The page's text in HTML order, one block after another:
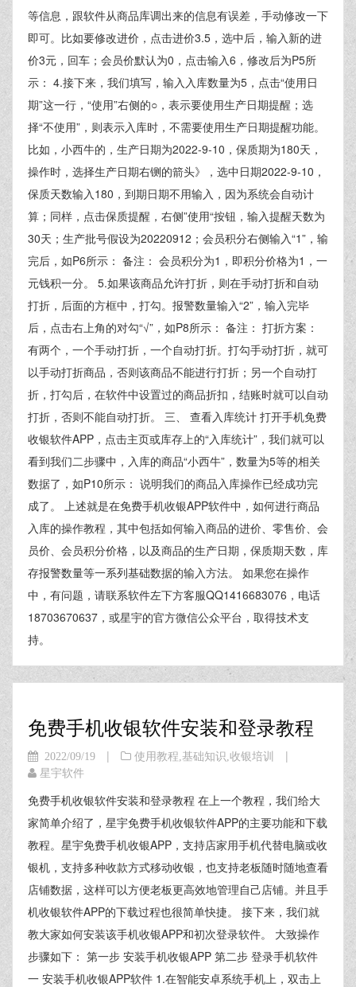
等信息，跟软件从商品库调出来的信息有误差，手动修改一下
即可。比如要修改进价，点击进价3.5，选中后，输入新的进
价3元，回车；会员价默认为0，点击输入6，修改后为P5所
示： 4.接下来，我们填写，输入入库数量为5，点击“使用日
期”这一行，“使用”右侧的○，表示要使用生产日期提醒；选
择“不使用”，则表示入库时，不需要使用生产日期提醒功能。
比如，小西牛的，生产日期为2022-9-10，保质期为180天，
操作时，选择生产日期右铡的箭头》，选中日期2022-9-10，
保质天数输入180，到期日期不用输入，因为系统会自动计
算；同样，点击保质提醒，右侧”使用“按钮，输入提醒天数为
30天；生产批号假设为20220912；会员积分右侧输入“1”，输
完后，如P6所示： 备注： 会员积分为1，即积分价格为1，一
元钱积一分。 5.如果该商品允许打折，则在手动打折和自动
打折，后面的方框中，打勾。报警数量输入“2”，输入完毕
后，点击右上角的对勾“√”，如P8所示： 备注： 打折方案：
有两个，一个手动打折，一个自动打折。打勾手动打折，就可
以手动打折商品，否则该商品不能进行打折；另一个自动打
折，打勾后，在软件中设置过的商品折扣，结账时就可以自动
打折，否则不能自动打折。 三、 查看入库统计 打开手机免费
收银软件APP，点击主页或库存上的“入库统计”，我们就可以
看到我们二步骤中，入库的商品“小西牛”，数量为5等的相关
数据了，如P10所示： 说明我们的商品入库操作已经成功完
成了。 上述就是在免费手机收银APP软件中，如何进行商品
入库的操作教程，其中包括如何输入商品的进价、零售价、会
员价、会员积分价格，以及商品的生产日期，保质期天数，库
存报警数量等一系列基础数据的输入方法。 如果您在操作
中，有问题，请联系软件左下方客服QQ1416683076，电话
18703670637，或星宇的官方微信公众平台，取得技术支
持。
免费手机收银软件安装和登录教程
2022/09/19 | 使用教程 基础知识 收银培训 |
星宇软件
免费手机收银软件安装和登录教程 在上一个教程，我们给大
家简单介绍了，星宇免费手机收银软件APP的主要功能和下载
教程。星宇免费手机收银APP，支持店家用手机代替电脑或收
银机，支持多种收款方式移动收银，也支持老板随时随地查看
店铺数据，这样可以方便老板更高效地管理自己店铺。并且手
机收银软件APP的下载过程也很简单快捷。 接下来，我们就
教大家如何安装该手机收银APP和初次登录软件。 大致操作
步骤如下： 第一步 安装手机收银APP 第二步 登录手机软件
一 安装手机收银APP软件 1.在智能安卓系统手机上，双击上